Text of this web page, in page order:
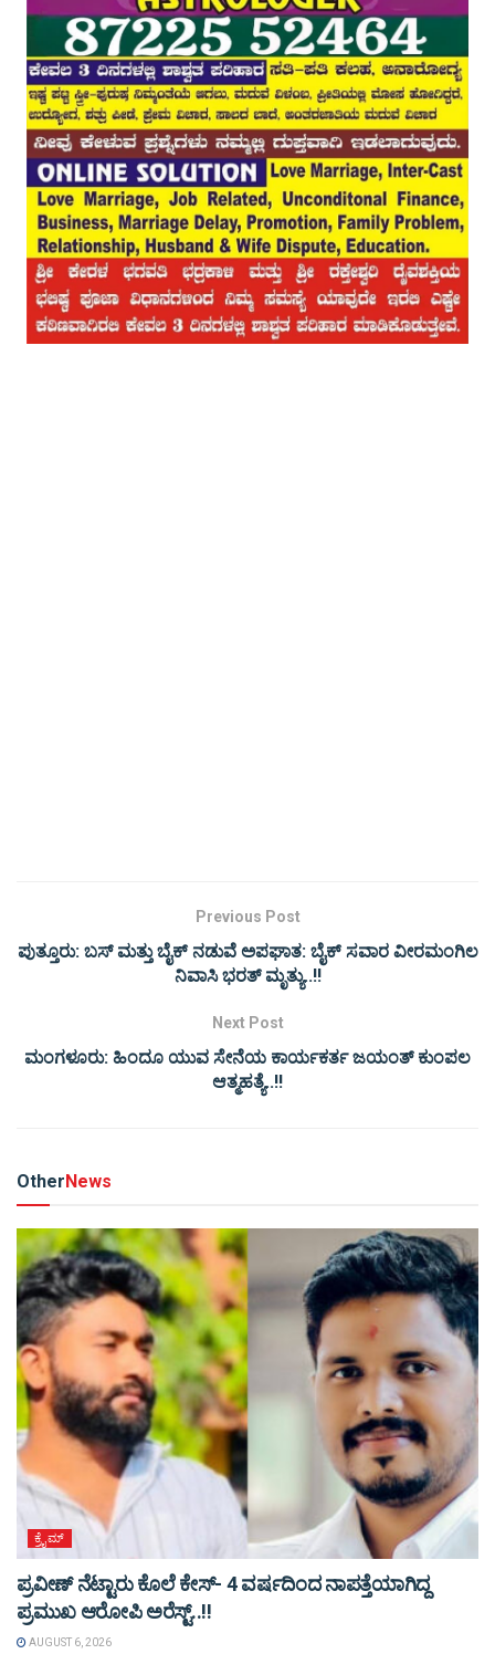
Previous Post
ಪುತ್ತೂರು: ಬಸ್ ಮತ್ತು ಬೈಕ್ ನಡುವೆ ಅಪಘಾತ: ಬೈಕ್ ಸವಾರ ವೀರಮಂಗಿಲ
ನಿವಾಸಿ ಭರತ್ ಮೃತ್ಯು..!!
Next Post
ಮಂಗಳೂರು: ಹಿಂದೂ ಯುವ ಸೇನೆಯ ಕಾರ್ಯಕರ್ತ ಜಯಂತ್ ಕುಂಪಲ
ಆತ್ಮಹತ್ಯೆ..!!
OtherNews
ಕ್ರೈಮ್
ಪ್ರವೀಣ್ ನೆಟ್ಟಾರು ಕೊಲೆ ಕೇಸ್‌- 4 ವರ್ಷದಿಂದ ನಾಪತ್ತೆಯಾಗಿದ್ದ
ಪ್ರಮುಖ ಆರೋಪಿ ಅರೆಸ್ಟ್‌..!!
AUGUST 6, 2026